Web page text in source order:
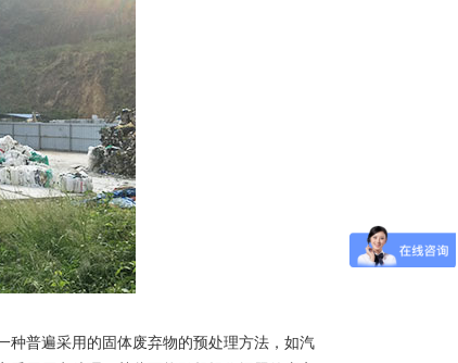
种普遍采用的固体废弃物的预处理方法，如汽